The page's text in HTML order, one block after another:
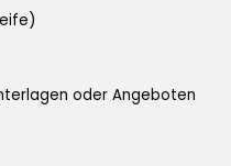
oder Angeboten